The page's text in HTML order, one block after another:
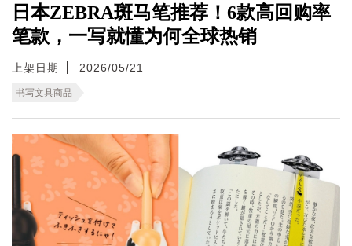
日本ZEBRA斑马笔推荐！6款高回购率
笔款，一写就懂为何全球热销
上架日期 2026/05/21
书写文具商品